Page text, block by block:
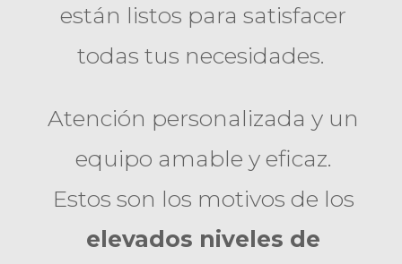
están listos para satisfacer
todas tus necesidades.
Atención personalizada y un
equipo amable y eficaz.
Estos son los motivos de los
elevados niveles de